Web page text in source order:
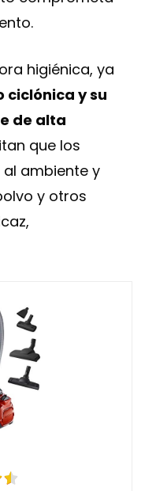
higiénica, ya
y su
de alta
que los
ambiente y
y otros